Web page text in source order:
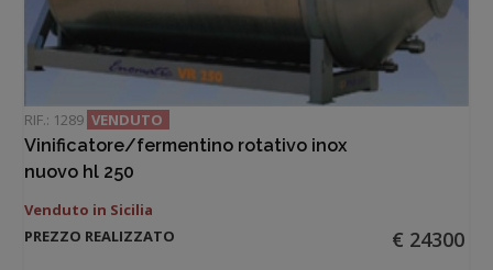
RIF.: 1289 VENDUTO
Vinificatore/fermentino rotativo inox
nuovo hl 250
Venduto in Sicilia
PREZZO REALIZZATO
€ 24300